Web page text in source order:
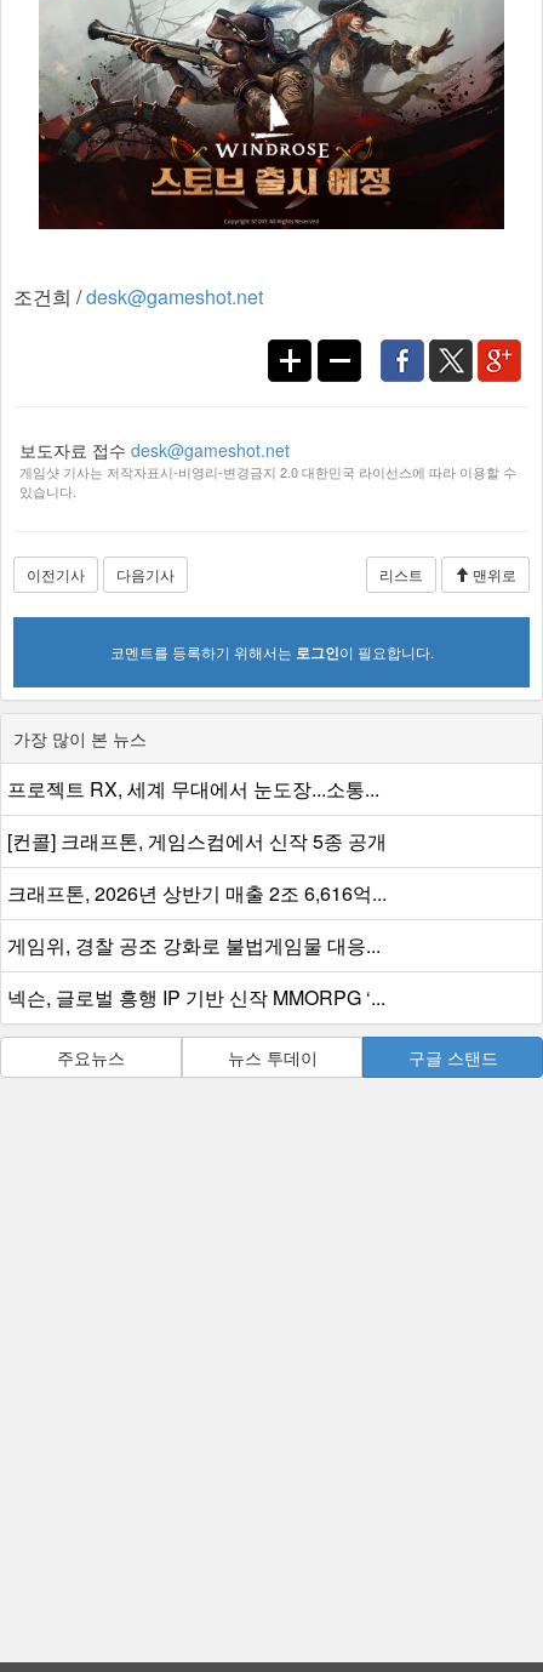
조건희 /desk@gameshot.net
보도자료 접수 desk@gameshot.net
게임샷 기사는 저작자표시-비영리-변경금지 2.0 대한민국 라이선스에 따라 이용할 수
있습니다.
이전기사 다음기사 리스트 맨위로
코멘트를 등록하기 위해서는 로그인이 필요합니다.
가장 많이 본 뉴스
프로젝트 RX, 세계 무대에서 눈도장...소통...
[컨콜] 크래프톤, 게임스컴에서 신작 5종 공개
크래프톤, 2026년 상반기 매출 2조 6,616억...
게임위, 경찰 공조 강화로 불법게임물 대응...
넥슨, 글로벌 흥행 IP 기반 신작 MMORPG ‘...
주요뉴스 뉴스 투데이 구글 스탠드